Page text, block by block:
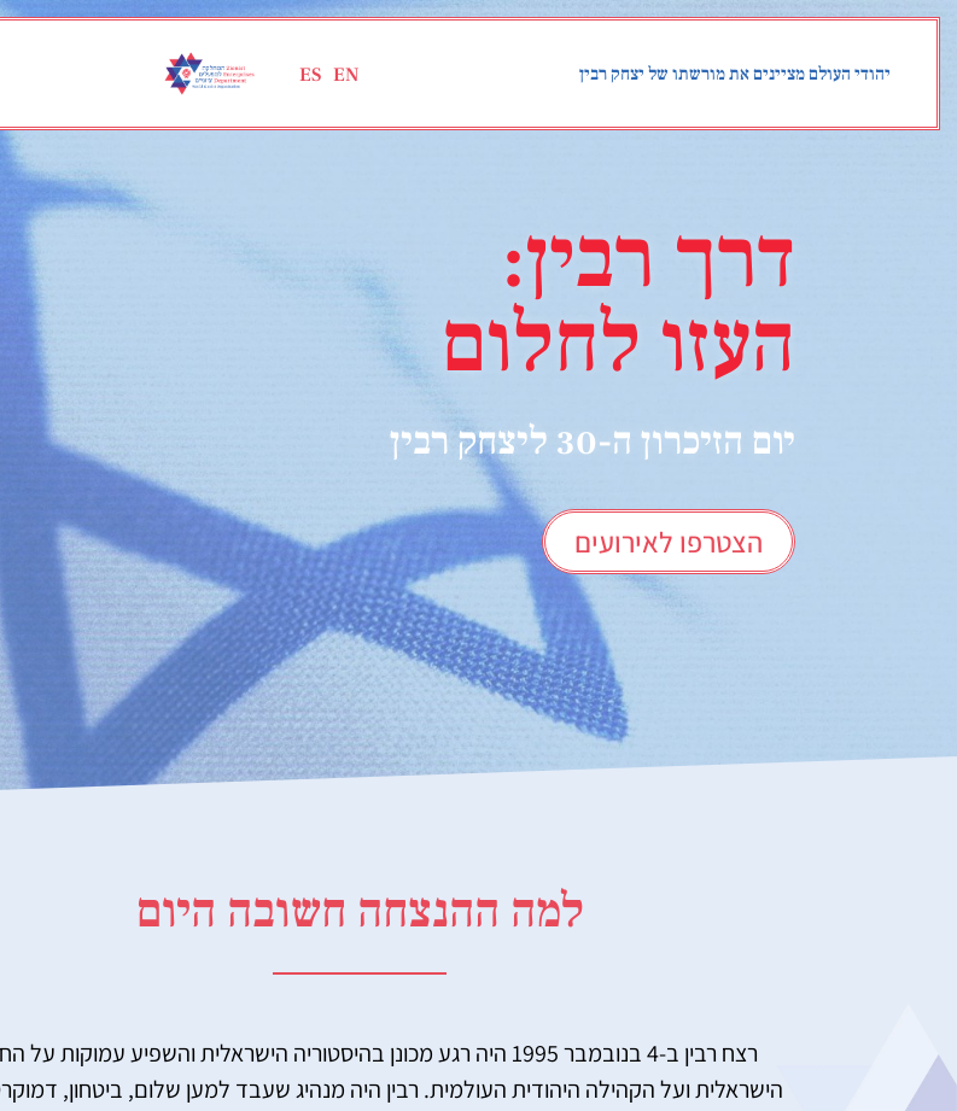
לתוכן
יהודי העולם מציינים את מורשתו של יצחק רבין EN
ES
דרך רבין:
העזו לחלום
יום הזיכרון ה-30 ליצחק רבין
הצטרפו לאירועים
למה ההנצחה חשובה היום
רצח רבין ב-4 בנובמבר 1995 היה רגע מכונן בהיסטוריה הישראלית והשפיע עמוקות
הישראלית ועל הקהילה היהודית העולמית. רבין היה מנהיג שעבד למען שלום, ביטחון,